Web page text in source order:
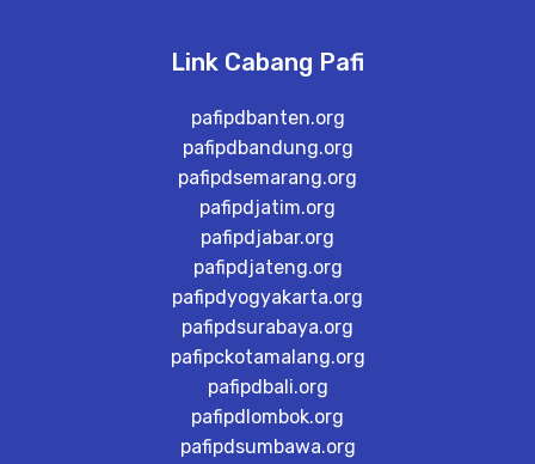
Link Cabang Pafi
pafipdbanten.org
pafipdbandung.org
pafipdsemarang.org
pafipdjatim.org
pafipdjabar.org
pafipdjateng.org
pafipdyogyakarta.org
pafipdsurabaya.org
pafipckotamalang.org
pafipdbali.org
pafipdlombok.org
pafipdsumbawa.org